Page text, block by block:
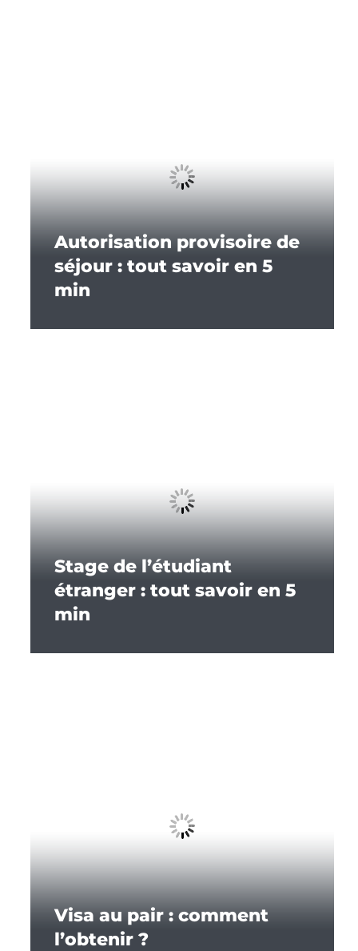
Autorisation provisoire de
séjour : tout savoir en 5
min
Stage de l’étudiant
étranger : tout savoir en 5
min
Visa au pair : comment
l’obtenir ?